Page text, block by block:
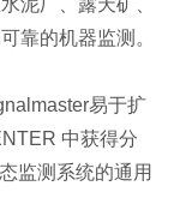
靠的机器监测。
易于扩
中获得分
监测系统的通用